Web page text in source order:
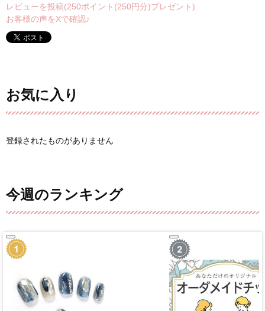
レビューを投稿(250ポイント(250円分)プレゼント)
お客様の声をXで確認♪
お気に入り
登録されたものがありません
今週のランキング